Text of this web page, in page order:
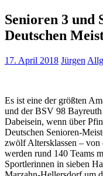
Senioren 3 und
Deutschen
17. April 2018 Jürgen
Es ist eine der größten
und der BSV 98
Dabeisein, wenn über
Deutschen Senioren-
zwölf Altersklassen –
werden rund 140 Teams
Sportlerinnen in sieben